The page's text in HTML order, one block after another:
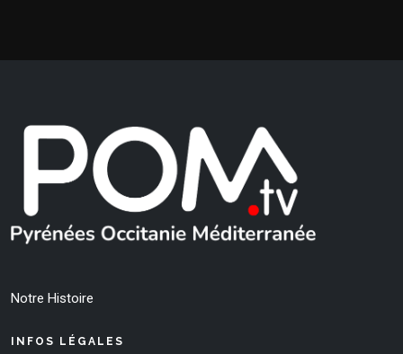
Notre Histoire
INFOS LÉGALES